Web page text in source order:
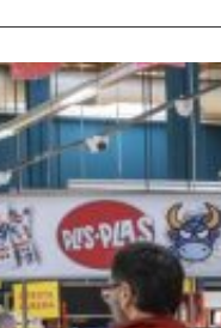
viaxe pola misión, a
e consolida o